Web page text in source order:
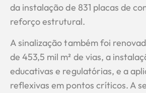
da instalação de 831 placas de
reforço estrutural.
A sinalização também foi
de 453,5 mil m² de vias, a
educativas e regulatórias, e a
reflexivas em pontos críticos. A